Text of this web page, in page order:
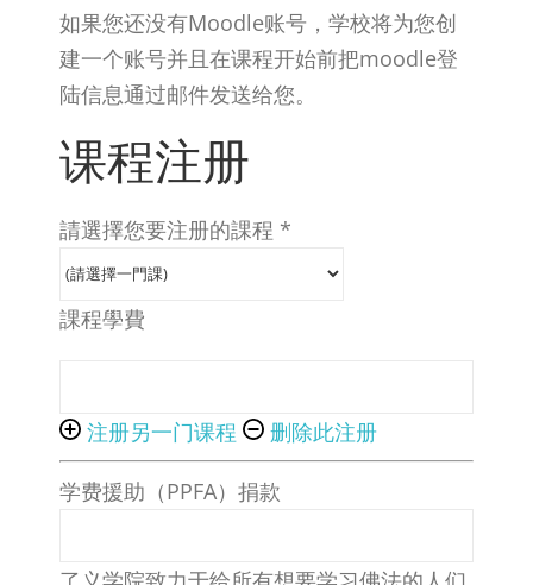
如果您还没有Moodle账号，学校将为您创
建一个账号并且在课程开始前把moodle登
陆信息通过邮件发送给您。
课程注册
請選擇您要注册的課程 *
課程學費
注册另一门课程 删除此注册
学费援助（PPFA）捐款